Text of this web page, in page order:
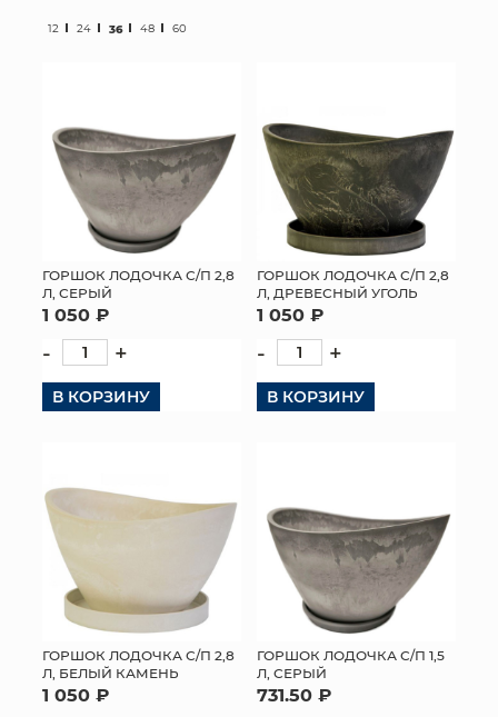
ИСКУССТВЕННЫЕ ЦВЕТЫ
ПАКЕТЫ И СУМКИ
ПОДАРОЧНЫЕ КАРТЫ
ТОРГОВЫЙ ЦЕНТР
ОПТОВЫМ КЛИЕНТАМ
ДОСТАВКА И ОПЛАТА
12 24 36 48 60
ГОРШОК ЛОДОЧКА С/П 2,8
Л, СЕРЫЙ
1 050 ₽
- +
В КОРЗИНУ
ГОРШОК ЛОДОЧКА С/П 2,8
Л, ДРЕВЕСНЫЙ УГОЛЬ
1 050 ₽
- +
В КОРЗИНУ
ГОРШОК ЛОДОЧКА С/П 2,8
Л, БЕЛЫЙ КАМЕНЬ
1 050 ₽
ГОРШОК ЛОДОЧКА С/П 1,5
Л, СЕРЫЙ
731.50 ₽